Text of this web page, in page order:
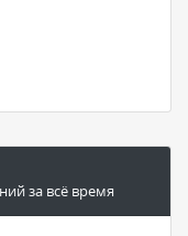
за всё время